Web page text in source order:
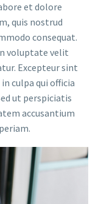
et dolore
quis nostrud
consequat.
voluptate velit
Excepteur sint
culpa qui officia
ut perspiciatis
accusantium